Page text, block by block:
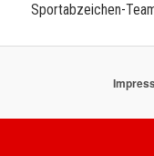
Sportabzeichen-